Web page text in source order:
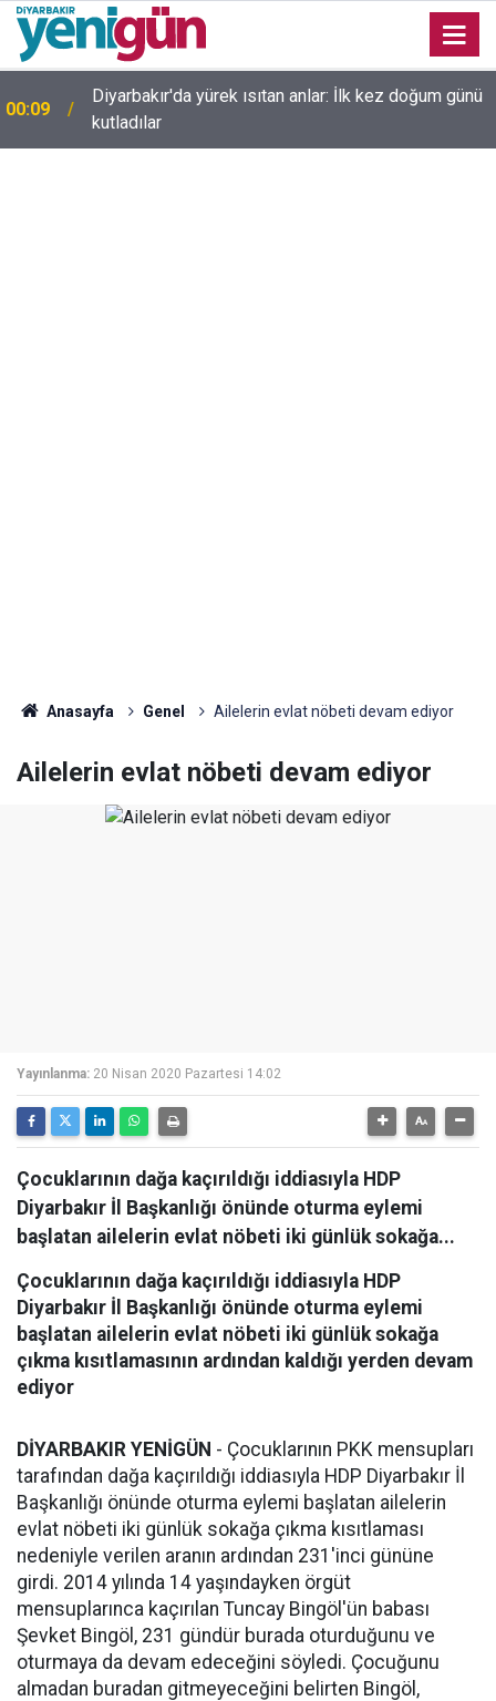
23:36 Diyarbakır'da düğün salonunda kavga: Yaralılar var
Anasayfa Genel Ailelerin evlat nöbeti devam ediyor
Ailelerin evlat nöbeti devam ediyor
Yayınlanma: 20 Nisan 2020 Pazartesi 14:02
Çocuklarının dağa kaçırıldığı iddiasıyla HDP
Diyarbakır İl Başkanlığı önünde oturma eylemi
başlatan ailelerin evlat nöbeti iki günlük sokağa...
Çocuklarının dağa kaçırıldığı iddiasıyla HDP
Diyarbakır İl Başkanlığı önünde oturma eylemi
başlatan ailelerin evlat nöbeti iki günlük sokağa
çıkma kısıtlamasının ardından kaldığı yerden devam
ediyor
DİYARBAKIR YENİGÜN - Çocuklarının PKK mensupları
tarafından dağa kaçırıldığı iddiasıyla HDP Diyarbakır İl
Başkanlığı önünde oturma eylemi başlatan ailelerin
evlat nöbeti iki günlük sokağa çıkma kısıtlaması
nedeniyle verilen aranın ardından 231'inci gününe
girdi. 2014 yılında 14 yaşındayken örgüt
mensuplarınca kaçırılan Tuncay Bingöl'ün babası
Şevket Bingöl, 231 gündür burada oturduğunu ve
oturmaya da devam edeceğini söyledi. Çocuğunu
almadan buradan gitmeyeceğini belirten Bingöl,